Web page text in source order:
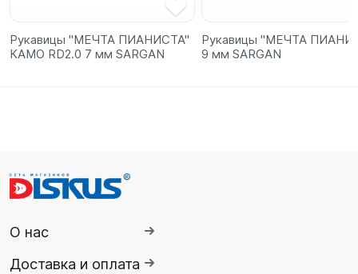
Рукавицы "МЕЧТА ПИАНИСТА"
КАМО RD2.0 7 мм SARGAN
Рукавицы "МЕЧТА
9 мм SARGAN
О нас
Доставка и оплата